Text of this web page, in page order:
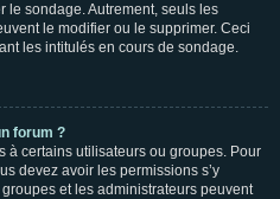
le sondage. Autrement, seuls les
le modifier ou le supprimer. Ceci
les intitulés en cours de sondage.
forum ?
à certains utilisateurs ou groupes. Pour
devez avoir les permissions s’y
et les administrateurs peuvent